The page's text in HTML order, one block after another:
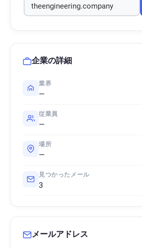
企業の詳細
業界
—
従業員
—
場所
—
見つかったメール
3
メールアドレス